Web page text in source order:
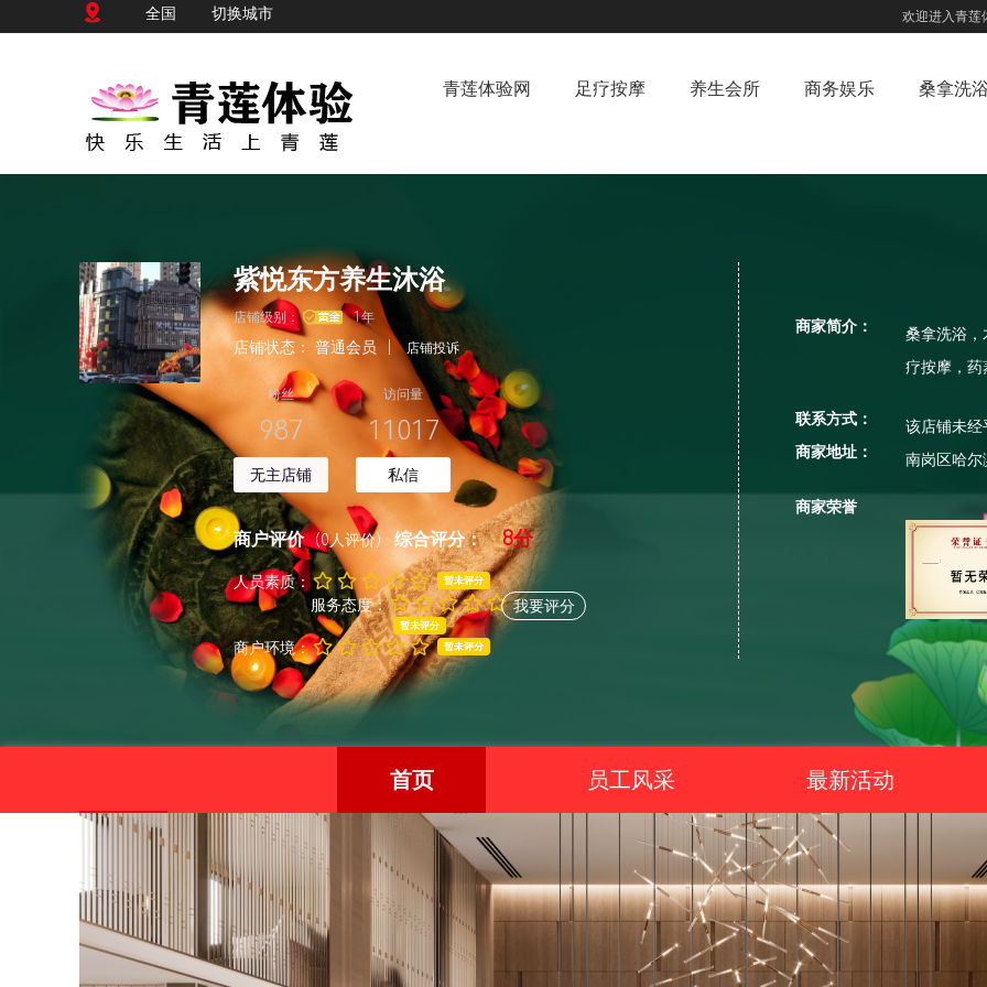
全国 切换城市 欢迎进入青莲
青莲体验网 足疗按摩 养生会所 商务娱乐 桑拿洗
紫悦东方养生沐浴
店铺级别： 1年
店铺状态： 普通会员 店铺投诉
粉丝
987
无主店铺
访问量
11017
私信
商户评价 (0人评价) 综合评分： 8分
人员素质： 暂未评分
服务态度：
暂未评分
商户环境： 暂未评分
我要评分
商家简介：
桑拿洗浴
疗按摩，药
联系方式：
该店铺未经
商家地址：
南岗区哈
商家荣誉
首页 员工风采 最新活动